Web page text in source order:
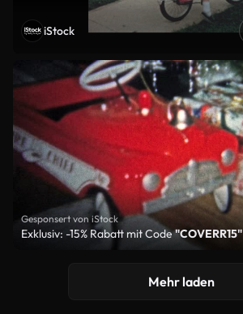
iStock
Gesponsert von iStock
Exklusiv: -15% Rabatt mit Code"COVERR15"
Mehr laden